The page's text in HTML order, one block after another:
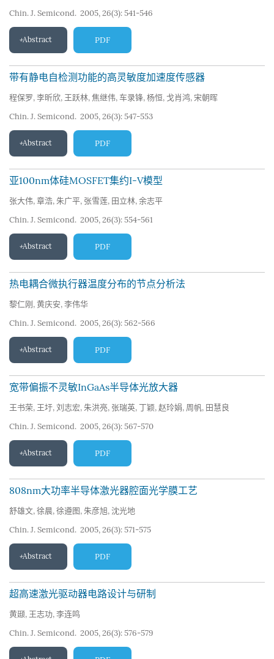
Chin. J. Semicond. 2005, 26(3): 541-546
Abstract PDF
带有静电自检测功能的高灵敏度加速度传感器
程保罗, 李昕欣, 王跃林, 焦继伟, 车录锋, 杨恒, 戈肖鸿, 宋朝晖
Chin. J. Semicond. 2005, 26(3): 547-553
Abstract PDF
亚100nm体硅MOSFET集约I-V模型
张大伟, 章浩, 朱广平, 张雪莲, 田立林, 余志平
Chin. J. Semicond. 2005, 26(3): 554-561
Abstract PDF
热电耦合微执行器温度分布的节点分析法
黎仁刚 , 黄庆安, 李伟华
Chin. J. Semicond. 2005, 26(3): 562-566
Abstract PDF
宽带偏振不灵敏InGaAs半导体光放大器
王书荣, 王圩, 刘志宏, 朱洪亮, 张瑞英, 丁颖, 赵玲娟, 周帆, 田慧良
Chin. J. Semicond. 2005, 26(3): 567-570
Abstract PDF
808nm大功率半导体激光器腔面光学膜工艺
舒雄文, 徐晨, 徐遵图 , 朱彦旭, 沈光地
Chin. J. Semicond. 2005, 26(3): 571-575
Abstract PDF
超高速激光驱动器电路设计与研制
黄颋, 王志功, 李连鸣
Chin. J. Semicond. 2005, 26(3): 576-579